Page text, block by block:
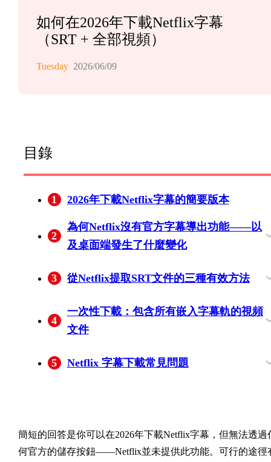
如何在2026年下載Netflix字幕
（SRT + 全部視頻）
Tuesday 2026/06/09
目錄
1 2026年下載Netflix字幕的簡要版本
2
為何Netflix沒有官方字幕導出功能——以
及桌面端發生了什麼變化
3 從Netflix提取SRT文件的三種有效方法
4
一次性下載：包含所有嵌入字幕軌的視頻
文件
5 Netflix 字幕下載常見問題
簡短的回答是你可以在2026年下載Netflix字幕，但無法透過
何官方的儲存按鈕——Netflix並未提供此功能。可行的途徑